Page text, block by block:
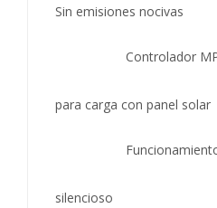
Sin emisiones nocivas
Controlador
para carga con panel solar
silencioso